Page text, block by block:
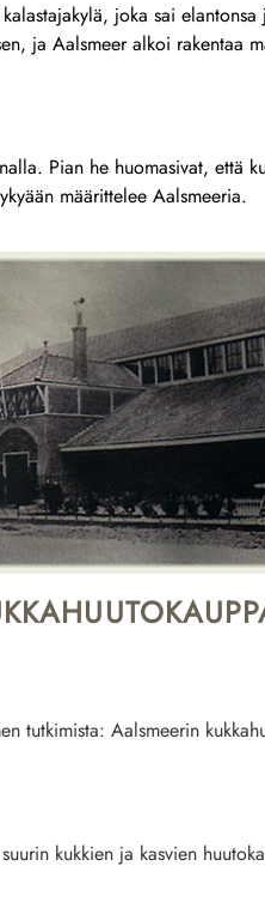
joka sai
ja Aalsmeer alkoi rakentaa
Pian he huomasivat, että
määrittelee Aalsmeeria.
tutkimista: Aalsmeerin
kukkien ja kasvien